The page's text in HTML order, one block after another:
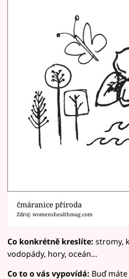
čmáranice příroda
Zdroj: womenshealthmag.com
Co konkrétně kreslíte: stromy,
vodopády, hory, oceán…
Co to o vás vypovídá: Buď